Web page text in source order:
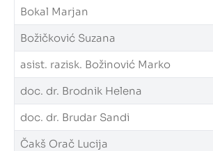
Bokal Marjan
Božičković Suzana
asist. razisk. Božinović Marko
doc. dr. Brodnik Helena
doc. dr. Brudar Sandi
Čakš Orač Lucija